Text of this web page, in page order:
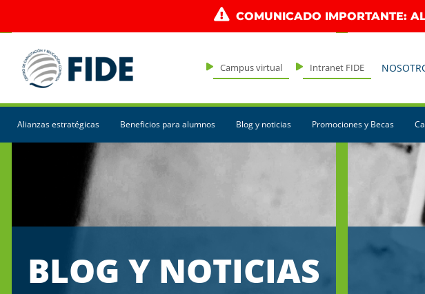
COMUNICADO IMPORTANTE:
Campus virtual Intranet FIDE
Alianzas estratégicas Beneficios para alumnos Blog y noticias Promociones y Becas
BLOG Y NOTICIAS